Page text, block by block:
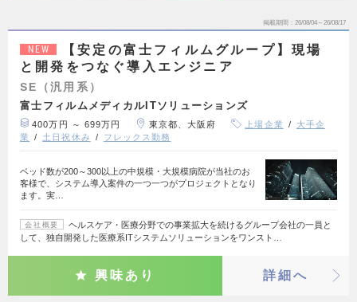
掲載期間 26/08/04～26/08/17
NEW
【安定の富士フィルムグループ】現場
と開発をつなぐ導入エンジニア
SE（汎用系）
富士フィルムメディカルITソリューションズ
400万円 ～ 699万円 東京都、大阪府 上場企業
大手企
業
土日祝休み フレックス勤務
ベッド数が200～300以上の中規模・大規模病院が当社のお
客様で、システム導入案件の一つ一つがプロジェクトとなり
ます。実…
会社概要
ヘルスケア・医療分野での事業拡大を続けるグループ会社の一員と
して、独自開発した医療系ITシステムソリューションをワンスト…
興味あり 詳細へ